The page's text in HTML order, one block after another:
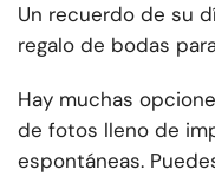
Un recuerdo de su
regalo de bodas
Hay muchas
de fotos lleno de
espontáneas.